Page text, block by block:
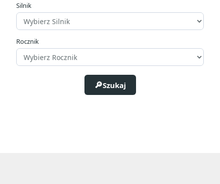
Silnik
Rocznik
Szukaj